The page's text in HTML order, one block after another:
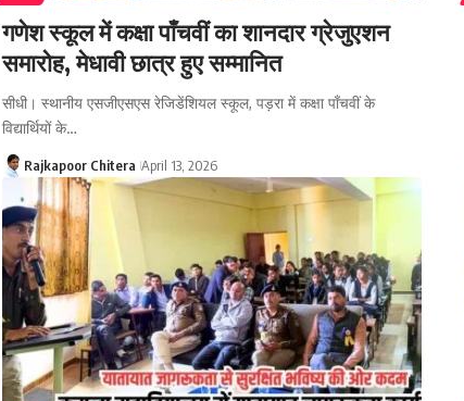
गणेश स्कूल में कक्षा पाँचवीं का शानदार ग्रेजुएशन
समारोह, मेधावी छात्र हुए सम्मानित
सीधी। स्थानीय एसजीएसएस रेजिडेंशियल स्कूल, पड़रा में कक्षा पाँचवीं के
विद्यार्थियों के…
Rajkapoor Chitera April 13, 2026